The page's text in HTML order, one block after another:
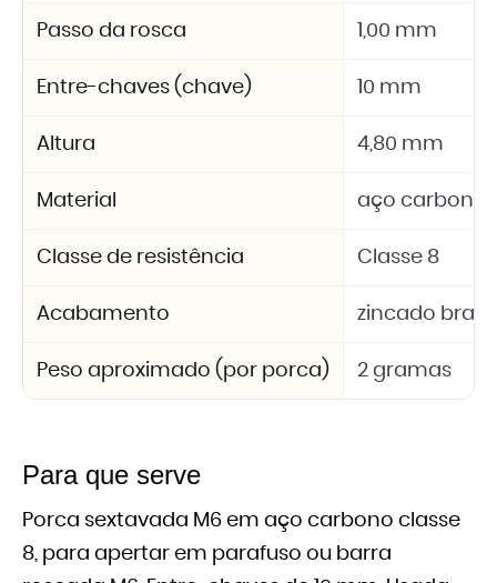
Passo da rosca 1,00 mm
Entre-chaves (chave) 10 mm
Altura 4,80 mm
Material aço carbono
Classe de resistência Classe 8
Acabamento zincado
Peso aproximado (por porca) 2 gramas
Para que serve
Porca sextavada M6 em aço carbono classe
8, para apertar em parafuso ou barra